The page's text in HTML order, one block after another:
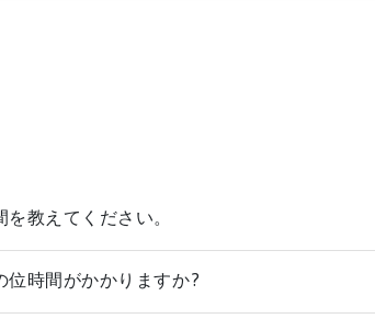
教えてください。
位時間がかかりますか?